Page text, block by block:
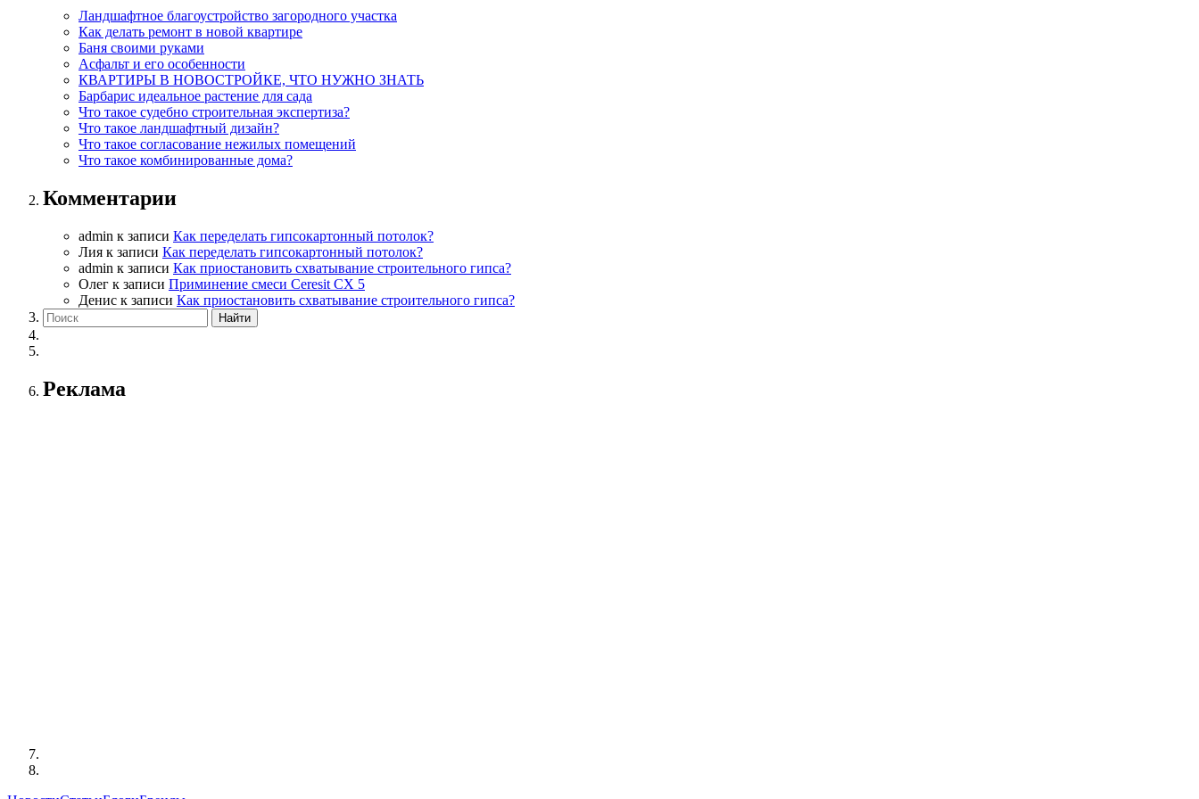
Ландшафтное благоустройство загородного участка
Как делать ремонт в новой квартире
Баня своими руками
Асфальт и его особенности
КВАРТИРЫ В НОВОСТРОЙКЕ, ЧТО НУЖНО ЗНАТЬ
Барбарис идеальное растение для сада
Что такое судебно строительная экспертиза?
Что такое ландшафтный дизайн?
Что такое согласование нежилых помещений
Что такое комбинированные дома?
Комментарии
admin к записи Как переделать гипсокартонный потолок?
Лия к записи Как переделать гипсокартонный потолок?
admin к записи Как приостановить схватывание строительного гипса?
Олег к записи Приминение смеси Ceresit СХ 5
Денис к записи Как приостановить схватывание строительного гипса?
Реклама